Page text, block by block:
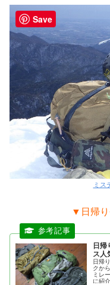
ミス
▼日帰
日帰
ス人
日帰
クか
ミレ
に紹
Save